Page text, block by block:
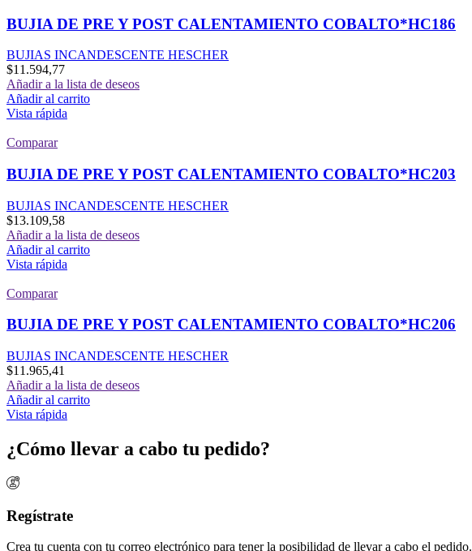
BUJIA DE PRE Y POST CALENTAMIENTO COBALTO*HC186
BUJIAS INCANDESCENTE HESCHER
$11.594,77
Añadir a la lista de deseos
Añadir al carrito
Vista rápida
Comparar
BUJIA DE PRE Y POST CALENTAMIENTO COBALTO*HC203
BUJIAS INCANDESCENTE HESCHER
$13.109,58
Añadir a la lista de deseos
Añadir al carrito
Vista rápida
Comparar
BUJIA DE PRE Y POST CALENTAMIENTO COBALTO*HC206
BUJIAS INCANDESCENTE HESCHER
$11.965,41
Añadir a la lista de deseos
Añadir al carrito
Vista rápida
¿Cómo llevar a cabo tu pedido?
Regístrate
Crea tu cuenta con tu correo electrónico para tener la posibilidad de llevar a cabo el pedido.